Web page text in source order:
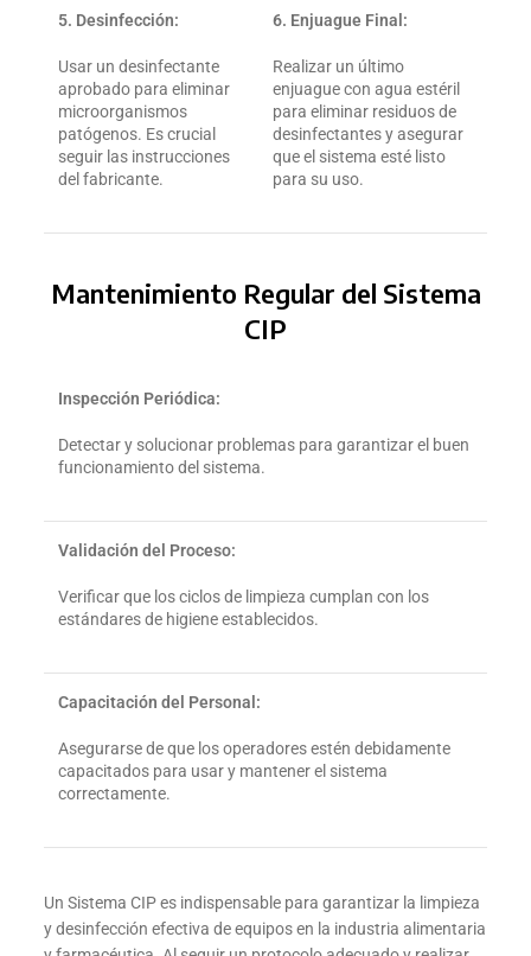
5. Desinfección:
Usar un desinfectante
aprobado para eliminar
microorganismos
patógenos. Es crucial
seguir las instrucciones
del fabricante.
6. Enjuague Final:
Realizar un último
enjuague con agua estéril
para eliminar residuos de
desinfectantes y asegurar
que el sistema esté listo
para su uso.
Mantenimiento Regular del Sistema
CIP
Inspección Periódica:
Detectar y solucionar problemas para garantizar el buen
funcionamiento del sistema.
Validación del Proceso:
Verificar que los ciclos de limpieza cumplan con los
estándares de higiene establecidos.
Capacitación del Personal:
Asegurarse de que los operadores estén debidamente
capacitados para usar y mantener el sistema
correctamente.
Un Sistema CIP es indispensable para garantizar la limpieza
y desinfección efectiva de equipos en la industria alimentaria